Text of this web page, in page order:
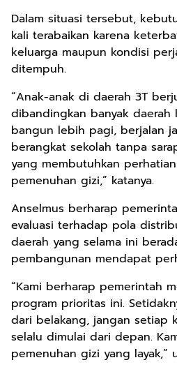
Dalam situasi tersebut,
kali terabaikan karena
keluarga maupun kondisi
ditempuh.
“Anak-anak di daerah 3T
dibandingkan banyak daerah
bangun lebih pagi, berjalan
berangkat sekolah tanpa
yang membutuhkan
pemenuhan gizi,” katanya.
Anselmus berharap
evaluasi terhadap pola
daerah yang selama ini
pembangunan mendapat
“Kami berharap pemerintah
program prioritas ini.
dari belakang, jangan setiap
selalu dimulai dari depan.
pemenuhan gizi yang layak,”